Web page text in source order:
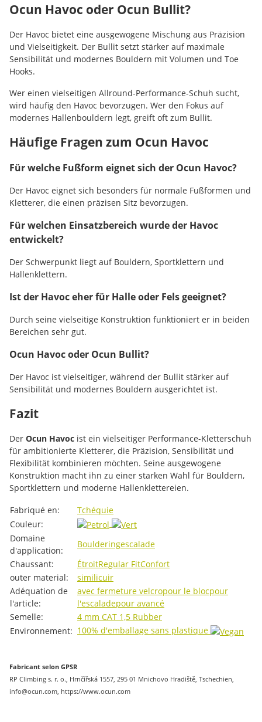
Ocun Havoc oder Ocun Bullit?
Der Havoc bietet eine ausgewogene Mischung aus Präzision
und Vielseitigkeit. Der Bullit setzt stärker auf maximale
Sensibilität und modernes Bouldern mit Volumen und Toe
Hooks.
Wer einen vielseitigen Allround-Performance-Schuh sucht,
wird häufig den Havoc bevorzugen. Wer den Fokus auf
modernes Hallenbouldern legt, greift oft zum Bullit.
Häufige Fragen zum Ocun Havoc
Für welche Fußform eignet sich der Ocun Havoc?
Der Havoc eignet sich besonders für normale Fußformen und
Kletterer, die einen präzisen Sitz bevorzugen.
Für welchen Einsatzbereich wurde der Havoc
entwickelt?
Der Schwerpunkt liegt auf Bouldern, Sportklettern und
Hallenklettern.
Ist der Havoc eher für Halle oder Fels geeignet?
Durch seine vielseitige Konstruktion funktioniert er in beiden
Bereichen sehr gut.
Ocun Havoc oder Ocun Bullit?
Der Havoc ist vielseitiger, während der Bullit stärker auf
Sensibilität und modernes Bouldern ausgerichtet ist.
Fazit
Der Ocun Havoc ist ein vielseitiger Performance-Kletterschuh
für ambitionierte Kletterer, die Präzision, Sensibilität und
Flexibilität kombinieren möchten. Seine ausgewogene
Konstruktion macht ihn zu einer starken Wahl für Bouldern,
Sportklettern und moderne Hallenklettereien.
#productDetails.itemInformation#
#productDetails.itemValue#
Fabriqué en:
Tchéquie
Couleur:
Domaine
d'application:
Boulderingescalade
Chaussant:
ÉtroitRegular FitConfort
outer material:
similicuir
Adéquation de
l'article:
avec fermeture velcropour le blocpour
l'escaladepour avancé
Semelle:
4 mm CAT 1,5 Rubber
Environnement: 100% d'emballage sans plastique
Fabricant selon GPSR
RP Climbing s. r. o., Hrnčířská 1557, 295 01 Mnichovo Hradiště, Tschechien,
info@ocun.com, https://www.ocun.com